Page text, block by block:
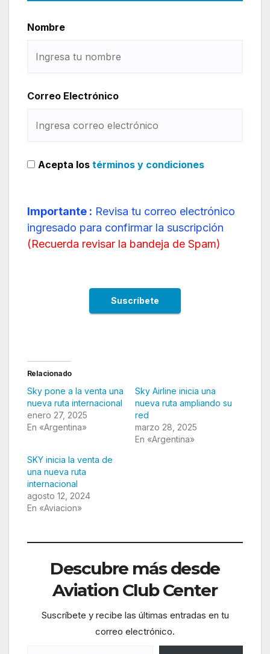
Nombre
Correo Electrónico
Acepta los términos y condiciones
Importante : Revisa tu correo electrónico
ingresado para confirmar la suscripción
(Recuerda revisar la bandeja de Spam)
Relacionado
Sky pone a la venta una
nueva ruta internacional
enero 27, 2025
En «Argentina»
Sky Airline inicia una
nueva ruta ampliando su
red
marzo 28, 2025
En «Argentina»
SKY inicia la venta de
una nueva ruta
internacional
agosto 12, 2024
En «Aviacion»
Descubre más desde
Aviation Club Center
Suscríbete y recibe las últimas entradas en tu
correo electrónico.